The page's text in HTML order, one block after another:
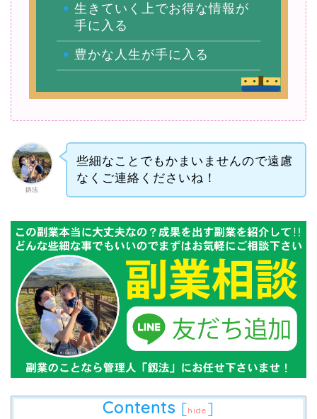
生きていく上でお得な情報が
手に入る
豊かな人生が手に入る
釼法
些細なことでもかまいませんので遠慮
なくご連絡くださいね！
Contents [hide ]